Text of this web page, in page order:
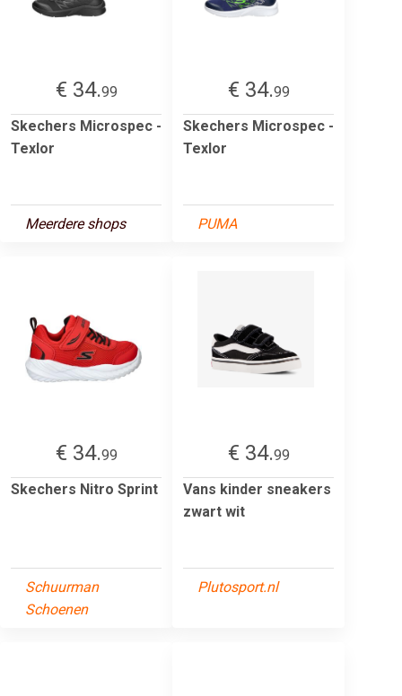
€ 34.99
Skechers Microspec -
Texlor
Meerdere shops
€ 34.99
Skechers Microspec -
Texlor
PUMA
€ 34.99
Skechers Nitro Sprint
Schuurman
Schoenen
€ 34.99
Vans kinder sneakers
zwart wit
Plutosport.nl